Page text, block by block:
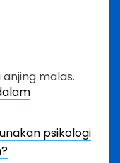
malas.
psikologi